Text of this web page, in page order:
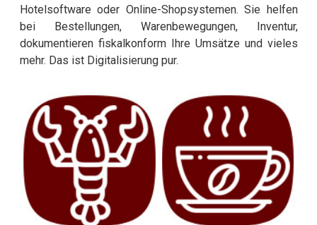
Hotelsoftware oder Online-Shopsystemen. Sie helfen
bei Bestellungen, Warenbewegungen, Inventur,
dokumentieren fiskalkonform Ihre Umsätze und vieles
mehr. Das ist Digitalisierung pur.